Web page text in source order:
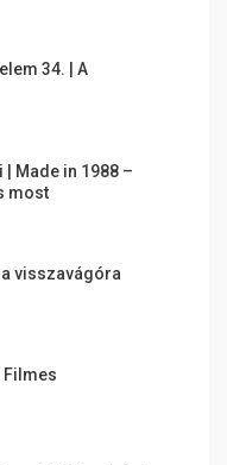
34. | A
Made in 1988 –
most
visszavágóra